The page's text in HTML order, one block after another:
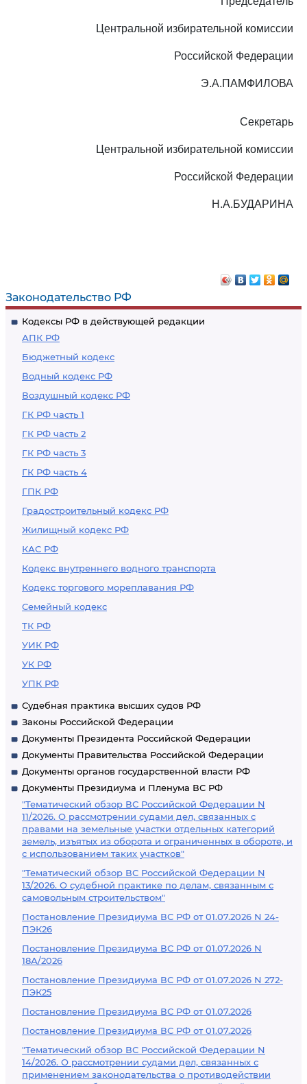
Законодательство РФ
Кодексы РФ в действующей редакции
АПК РФ
Бюджетный кодекс
Водный кодекс РФ
Воздушный кодекс РФ
ГК РФ часть 1
ГК РФ часть 2
ГК РФ часть 3
ГК РФ часть 4
ГПК РФ
Градостроительный кодекс РФ
Жилищный кодекс РФ
КАС РФ
Кодекс внутреннего водного транспорта
Кодекс торгового мореплавания РФ
Семейный кодекс
ТК РФ
УИК РФ
УК РФ
УПК РФ
Судебная практика высших судов РФ
Законы Российской Федерации
Документы Президента Российской Федерации
Документы Правительства Российской Федерации
Документы органов государственной власти РФ
Документы Президиума и Пленума ВС РФ
"Тематический обзор ВС Российской Федерации N
11/2026. О рассмотрении судами дел, связанных с
правами на земельные участки отдельных категорий
земель, изъятых из оборота и ограниченных в обороте, и
с использованием таких участков"
"Тематический обзор ВС Российской Федерации N
13/2026. О судебной практике по делам, связанным с
самовольным строительством"
Постановление Президиума ВС РФ от 01.07.2026 N 24-
ПЭК26
Постановление Президиума ВС РФ от 01.07.2026 N
18А/2026
Постановление Президиума ВС РФ от 01.07.2026 N 272-
ПЭК25
Постановление Президиума ВС РФ от 01.07.2026
Постановление Президиума ВС РФ от 01.07.2026
"Тематический обзор ВС Российской Федерации N
14/2026. О рассмотрении судами дел, связанных с
применением законодательства о противодействии
Центральной избирательной комиссии
Российской Федерации
Э.А.ПАМФИЛОВА
Секретарь
Центральной избирательной комиссии
Российской Федерации
Н.А.БУДАРИНА